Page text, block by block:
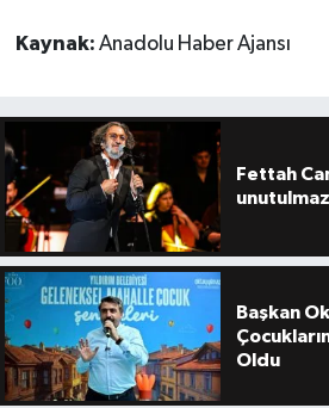
Kaynak: Anadolu Haber Ajansı
Fettah
Başkan
Oldu